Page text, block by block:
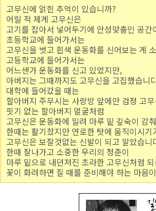
고무신에 얽힌 추억이 있습니까?
어릴 적 제게 고무신은
고기를 잡아서 넣어두기에 안성맞춤인 공간
초등학교에 들어가서는
고무신을 벗고 흰색 운동화를 신어보는 게
고등학교에 들어가서는
어느샌가 운동화를 신고 있었지만,
아버지는 그때까지도 고무신을 고집했습니
대학에 들어갔을 때는
할아버지 주무시는 사랑방 앞에만 검정 고
핏기 없는 할아버지 얼굴처럼
고무신은 운동화에 밀려 마루 밑 깊숙이 감
한때는 활기찼지만 연로한 탓에 움직이시기
고무신은 보잘것없는 신발이 되고 말았습니
한때 잘나가고 소중한 우리의 청춘이
마루 밑으로 내던져진 초라한 고무신처럼
꽃이 화려하면 질 때를 준비해야 하는 마음